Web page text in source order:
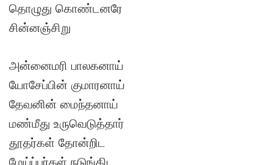
தொழுது கொண்டனரே
சின்னஞ்சிறு
அன்னைமரி பாலகனாய்
யோசேப்பின் குமாரனாய்
தேவனின் மைந்தனாய்
மண்மீது உருவெடுத்தார்
தூதர்கள் தோன்றிட
மேய்ப்பர்கள் நடுங்கிட